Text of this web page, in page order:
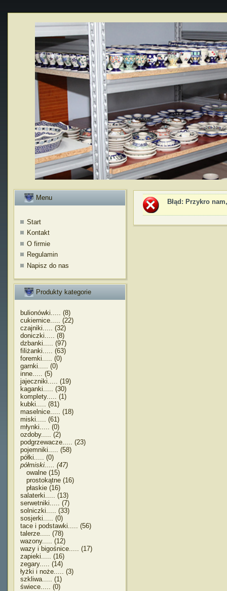
Menu
Start
Kontakt
O firmie
Regulamin
Napisz do nas
Produkty kategorie
bulionówki..... (8)
cukiernice..... (22)
czajniki..... (32)
doniczki..... (8)
dzbanki..... (97)
filiżanki..... (63)
foremki..... (0)
garnki..... (0)
inne..... (5)
jajeczniki..... (19)
kaganki..... (30)
komplety..... (1)
kubki..... (81)
maselnice..... (18)
miski..... (61)
młynki..... (0)
ozdoby..... (2)
podgrzewacze..... (23)
pojemniki..... (58)
półki..... (0)
półmiski..... (47)
owalne (15)
prostokątne (16)
płaskie (16)
salaterki..... (13)
serwetniki..... (7)
solniczki..... (33)
sosjerki..... (0)
tace i podstawki..... (56)
talerze..... (78)
wazony..... (12)
wazy i bigośnice..... (17)
zapieki..... (16)
zegary..... (14)
łyżki i noże..... (3)
szkliwa..... (1)
świece..... (0)
Błąd : Przykro